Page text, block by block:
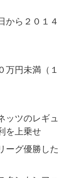
から２０１４
万円未満（１
ッツのレギュ
を上乗せ
ーグ優勝した